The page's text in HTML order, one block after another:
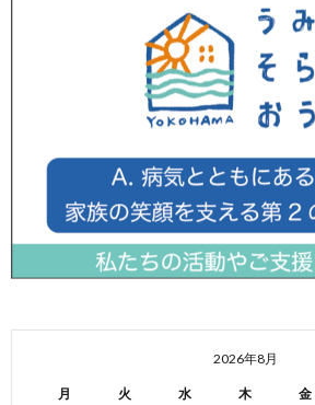
2026年8月
月 火 水 木 金